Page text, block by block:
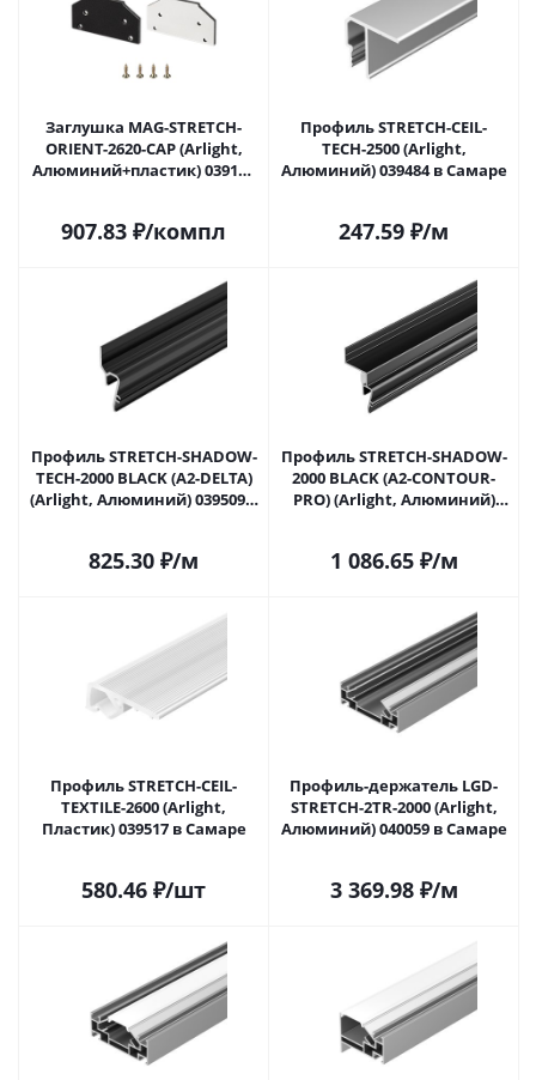
Заглушка MAG-STRETCH-
ORIENT-2620-CAP (Arlight,
Алюминий+пластик) 039185
907.83 ₽/компл
Профиль STRETCH-CEIL-
TECH-2500 (Arlight,
Алюминий) 039484 в Самаре
247.59 ₽/м
Профиль STRETCH-SHADOW-
TECH-2000 BLACK (A2-DELTA)
(Arlight, Алюминий) 039509 в
825.30 ₽/м
Профиль STRETCH-SHADOW-
2000 BLACK (A2-CONTOUR-
PRO) (Arlight, Алюминий)
1 086.65₽/м
Профиль STRETCH-CEIL-
TEXTILE-2600 (Arlight,
Пластик) 039517 в Самаре
580.46 ₽/шт
Профиль-держатель LGD-
STRETCH-2TR-2000 (Arlight,
Алюминий) 040059 в Самаре
3 369.98₽/м